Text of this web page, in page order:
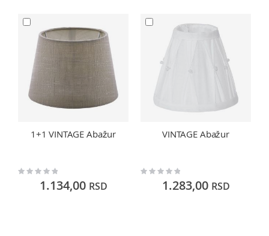
1+1 VINTAGE Abažur
Rating:
1.134,00 RSD
VINTAGE Abažur
Rating:
1.283,00 RSD